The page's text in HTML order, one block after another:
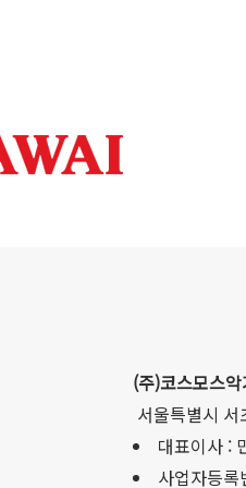
(주)코스모스악
서울특별시
대표이사 :
사업자등